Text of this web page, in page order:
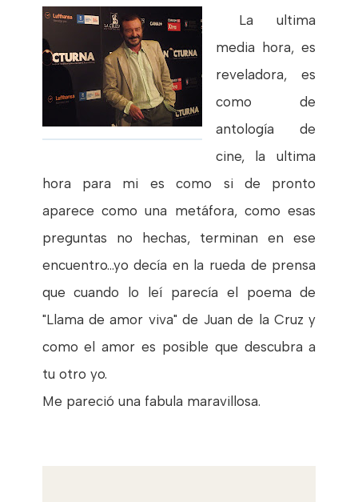
La ultima
media hora, es
reveladora, es
como de
antología de
cine, la ultima
hora para mi es como si de pronto
aparece como una metáfora, como esas
preguntas no hechas, terminan en ese
encuentro...yo decía en la rueda de prensa
que cuando lo leí parecía el poema de
"Llama de amor viva" de Juan de la Cruz y
como el amor es posible que descubra a
tu otro yo.
Me pareció una fabula maravillosa.